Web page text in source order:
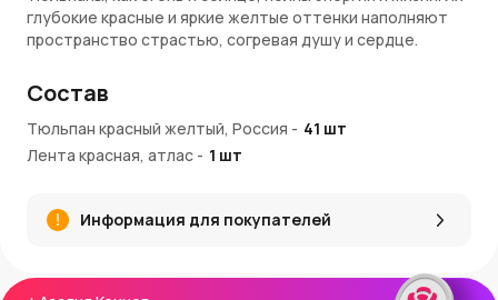
глубокие красные и яркие желтые оттенки наполняют
пространство страстью, согревая душу и сердце.
разжечь огонь эмоций, превращая обыденность в
волшебство.
Очарование букета
страсть и силу, а желтые — радость и уверенность,
создавая невероятную гармонию ярких эмоций.
бурю красок и ощущение вихря, который не может
оставить равнодушным.
Состав
Тюльпан красный желтый, Россия - 41 шт
Лента красная, атлас - 1 шт
Информация для покупателей